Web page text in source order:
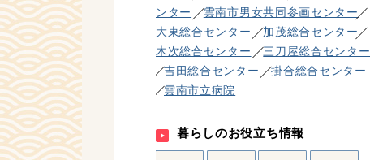
ンター
雲南市男女共同参画センター
大東総合センター
加茂総合センター
木次総合センター
三刀屋総合センター
吉田総合センター
掛合総合センター
雲南市立病院
暮らしのお役立ち情報